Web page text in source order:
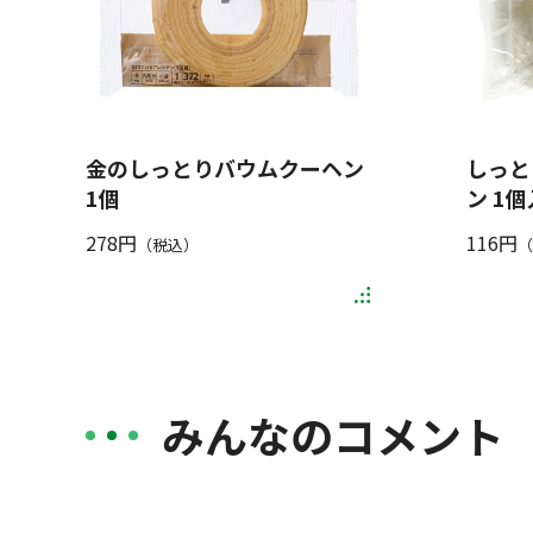
金のしっとりバウムクーヘン
1個
278円 （税込）
しっ
ン 1
116円
みんなのコメント